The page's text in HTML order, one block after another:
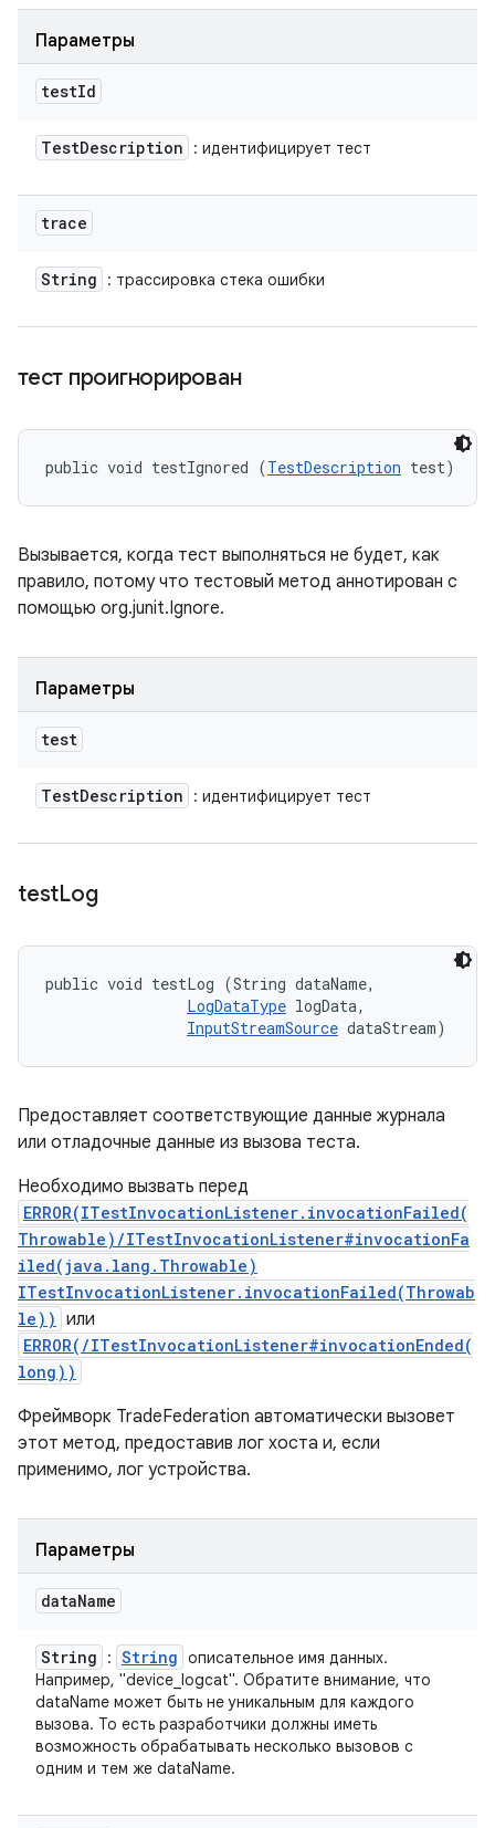
Параметры
testId
TestDescription : идентифицирует тест
trace
String : трассировка стека ошибки
тест проигнорирован
public void testIgnored (TestDescription test)
Вызывается, когда тест выполняться не будет, как
правило, потому что тестовый метод аннотирован с
помощью org.junit.Ignore.
Параметры
test
TestDescription : идентифицирует тест
testLog
public void testLog (String dataName,
LogDataType logData,
InputStreamSource dataStream)
Предоставляет соответствующие данные журнала
или отладочные данные из вызова теста.
Необходимо вызвать перед
ERROR(ITestInvocationListener.invocationFailed(
Throwable)/ITestInvocationListener#invocationFa
iled(java.lang.Throwable)
ITestInvocationListener.invocationFailed(Throwab
le)) или
ERROR(/ITestInvocationListener#invocationEnded(
long))
Фреймворк TradeFederation автоматически вызовет
этот метод, предоставив лог хоста и, если
применимо, лог устройства.
Параметры
dataName
String : String описательное имя данных.
Например, "device_logcat". Обратите внимание, что
dataName может быть не уникальным для каждого
вызова. То есть разработчики должны иметь
возможность обрабатывать несколько вызовов с
одним и тем же dataName.